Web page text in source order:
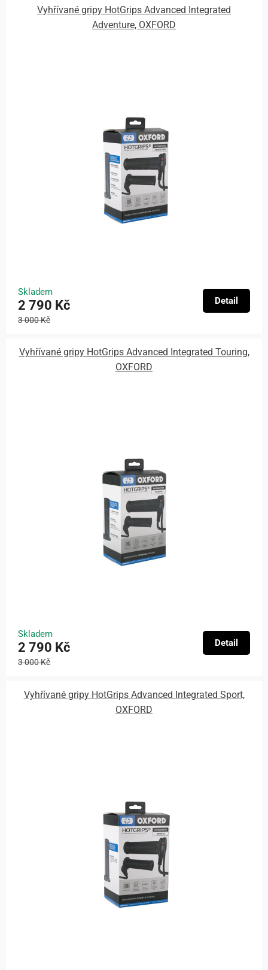
Vyhřívané gripy HotGrips Advanced Integrated
Adventure, OXFORD
Skladem
2 790 Kč
3 000 Kč
Detail
Vyhřívané gripy HotGrips Advanced Integrated Touring,
OXFORD
Skladem
2 790 Kč
3 000 Kč
Detail
Vyhřívané gripy HotGrips Advanced Integrated Sport,
OXFORD